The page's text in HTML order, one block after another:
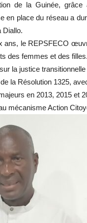
de la Guinée,
en place du réseau a
Diallo.
ans, le REPSFECO
des femmes et des
la justice transitionnelle
la Résolution 1325,
en 2013, 2015 et
mécanisme Action